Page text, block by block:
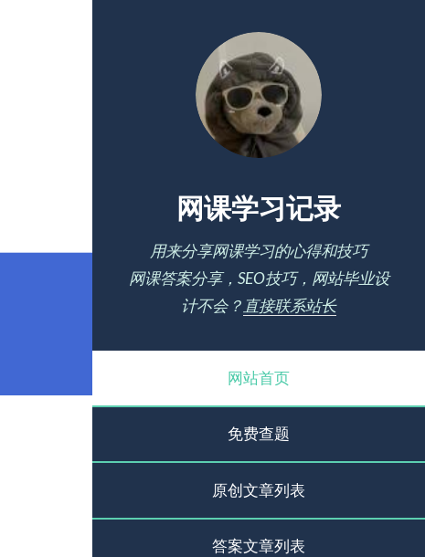
网课学习记录
用来分享网课学习的心得和技巧
网课答案分享，SEO技巧，网站毕业设
计不会？ 直接联系站长
网站首页
免费查题
原创文章列表
答案文章列表